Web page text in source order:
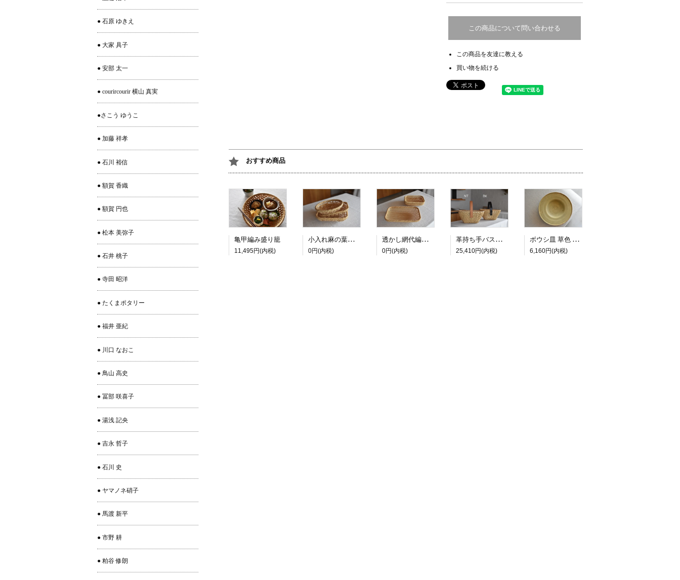
この商品について問い合わせる
この商品を友達に教える
買い物を続ける
おすすめ商品
亀甲編み盛り籠
11,495円(内税)
小入れ麻の葉編み盛り籠
0円(内税)
透かし網代編み盛り籠
0円(内税)
革持ち手バスケット
25,410円(内税)
ボウシ皿 草色 φ23.5cm
6,160円(内税)
● 石原 ゆきえ
● 大家 具子
● 安部 太一
● courircourir 横山 真実
●さこう ゆうこ
● 加藤 祥孝
● 石川 裕信
● 額賀 香織
● 額賀 円也
● 松本 美弥子
● 石井 桃子
● 寺田 昭洋
● たくまポタリー
● 福井 亜紀
● 川口 なおこ
● 鳥山 高史
● 冨部 咲喜子
● 湯浅 記央
● 吉永 哲子
● 石川 史
● ヤマノネ硝子
● 馬渡 新平
● 市野 耕
● 粕谷 修朗